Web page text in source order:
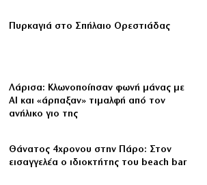
Πυρκαγιά στο Σπήλαιο Ορεστιάδας
Λάρισα: Κλωνοποίησαν φωνή μάνας με
AI και «άρπαξαν» τιμαλφή από τον
ανήλικο γιο της
Θάνατος 4χρονου στην Πάρο: Στον
εισαγγελέα ο ιδιοκτήτης του beach bar